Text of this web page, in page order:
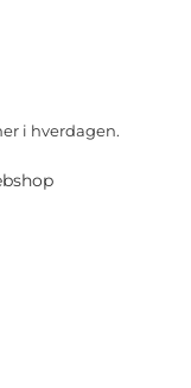
i hverdagen.